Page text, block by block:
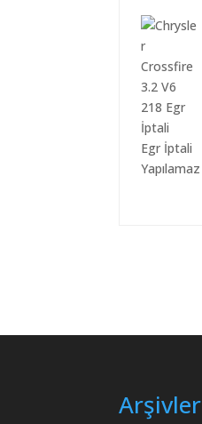
Egr İptali
Yapılamaz
Arşivler